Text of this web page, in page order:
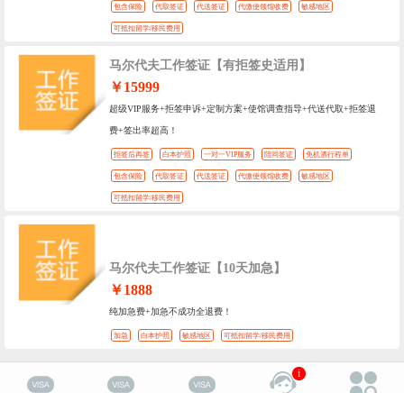
包含保险 代取签证 代送签证 代缴使领馆收费 敏感地区
可抵扣留学/移民费用
马尔代夫工作签证【有拒签史适用】
￥15999
超级VIP服务+拒签申诉+定制方案+使馆调查指导+代送代取+拒签退
费+签出率超高！
拒签后再签 白本护照 一对一VIP服务 陪同签证 免机酒行程单
包含保险 代取签证 代送签证 代缴使领馆收费 敏感地区
可抵扣留学/移民费用
马尔代夫工作签证【10天加急】
￥1888
纯加急费+加急不成功全退费！
加急 白本护照 敏感地区 可抵扣留学/移民费用
i